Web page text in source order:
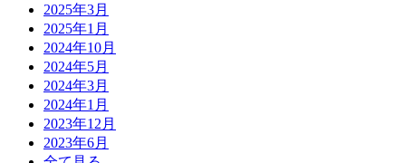
2025年3月
2025年1月
2024年10月
2024年5月
2024年3月
2024年1月
2023年12月
2023年6月